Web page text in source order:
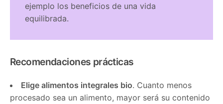
ejemplo los beneficios de una vida
equilibrada.
Recomendaciones prácticas
Elige alimentos integrales bio. Cuanto menos
procesado sea un alimento, mayor será su contenido